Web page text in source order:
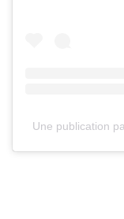
Une publication